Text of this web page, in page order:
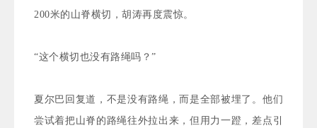
200米的山脊横切，胡涛再度震惊。
“这个横切也没有路绳吗？”
夏尔巴回复道，不是没有路绳，而是全部被埋了。他们
尝试着把山脊的路绳往外拉出来，但用力一蹬，差点引